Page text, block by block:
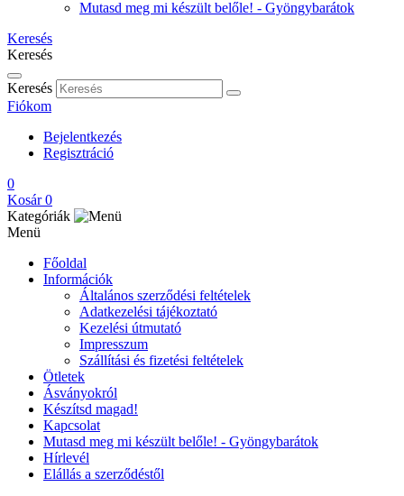
Mutasd meg mi készült belőle! - Gyöngybarátok
Keresés
Keresés
Keresés
Fiókom
Bejelentkezés
Regisztráció
0
Kosár 0
Kategóriák
Menü
Főoldal
Információk
Általános szerződési feltételek
Adatkezelési tájékoztató
Kezelési útmutató
Impresszum
Szállítási és fizetési feltételek
Ötletek
Ásványokról
Készítsd magad!
Kapcsolat
Mutasd meg mi készült belőle! - Gyöngybarátok
Hírlevél
Elállás a szerződéstől